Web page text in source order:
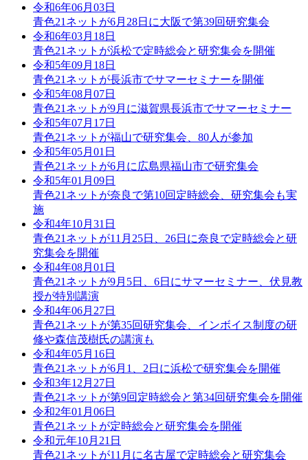
令和6年06月03日
青色21ネットが6月28日に大阪で第39回研究集会
令和6年03月18日
青色21ネットが浜松で定時総会と研究集会を開催
令和5年09月18日
青色21ネットが長浜市でサマーセミナーを開催
令和5年08月07日
青色21ネットが9月に滋賀県長浜市でサマーセミナー
令和5年07月17日
青色21ネットが福山で研究集会、80人が参加
令和5年05月01日
青色21ネットが6月に広島県福山市で研究集会
令和5年01月09日
青色21ネットが奈良で第10回定時総会、研究集会も実
施
令和4年10月31日
青色21ネットが11月25日、26日に奈良で定時総会と研
究集会を開催
令和4年08月01日
青色21ネットが9月5日、6日にサマーセミナー、伏見教
授が特別講演
令和4年06月27日
青色21ネットが第35回研究集会、インボイス制度の研
修や森信茂樹氏の講演も
令和4年05月16日
青色21ネットが6月1、2日に浜松で研究集会を開催
令和3年12月27日
青色21ネットが第9回定時総会と第34回研究集会を開催
令和2年01月06日
青色21ネットが定時総会と研究集会を開催
令和元年10月21日
青色21ネットが11月に名古屋で定時総会と研究集会